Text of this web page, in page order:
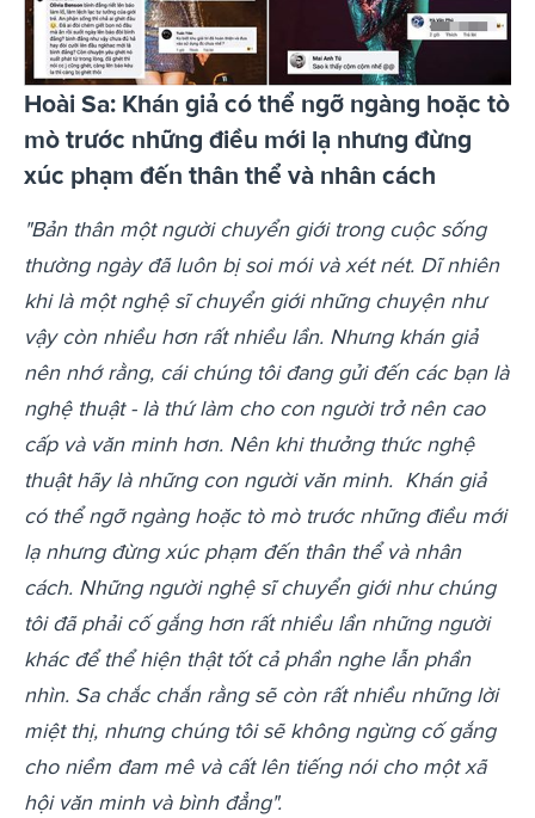
Hoài Sa: Khán giả có thể ngỡ ngàng hoặc tò
mò trước những điều mới lạ nhưng đừng
xúc phạm đến thân thể và nhân cách
"Bản thân một người chuyển giới trong cuộc sống
thường ngày đã luôn bị soi mói và xét nét. Dĩ nhiên
khi là một nghệ sĩ chuyển giới những chuyện như
vậy còn nhiều hơn rất nhiều lần. Nhưng khán giả
nên nhớ rằng, cái chúng tôi đang gửi đến các bạn là
nghệ thuật - là thứ làm cho con người trở nên cao
cấp và văn minh hơn. Nên khi thưởng thức nghệ
thuật hãy là những con người văn minh. Khán giả
có thể ngỡ ngàng hoặc tò mò trước những điều mới
lạ nhưng đừng xúc phạm đến thân thể và nhân
cách. Những người nghệ sĩ chuyển giới như chúng
tôi đã phải cố gắng hơn rất nhiều lần những người
khác để thể hiện thật tốt cả phần nghe lẫn phần
nhìn. Sa chắc chắn rằng sẽ còn rất nhiều những lời
miệt thị, nhưng chúng tôi sẽ không ngừng cố gắng
cho niềm đam mê và cất lên tiếng nói cho một xã
hội văn minh và bình đẳng".